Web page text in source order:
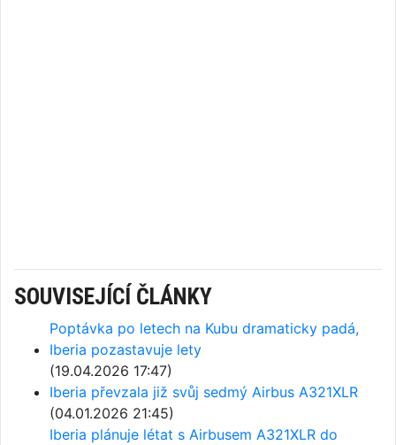
SOUVISEJÍCÍ ČLÁNKY
Poptávka po letech na Kubu dramaticky padá,
Iberia pozastavuje lety
(19.04.2026 17:47)
Iberia převzala již svůj sedmý Airbus A321XLR
(04.01.2026 21:45)
Iberia plánuje létat s Airbusem A321XLR do